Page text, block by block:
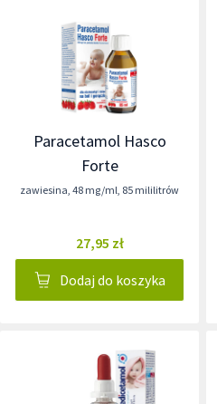
Paracetamol Hasco
Forte
zawiesina, 48 mg/ml, 85 mililitrów
27,95 zł
Dodaj do koszyka